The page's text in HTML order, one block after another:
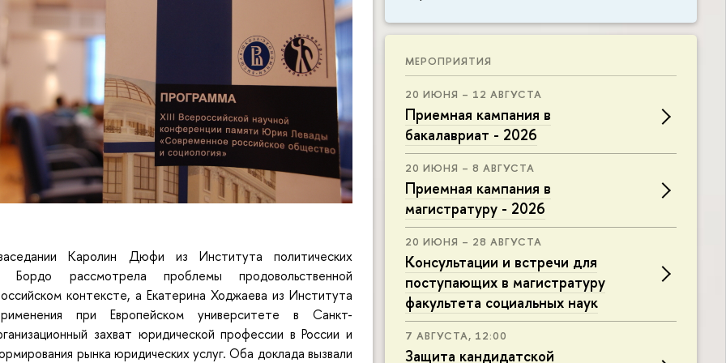
МЕРОПРИЯТИЯ
20 ИЮНЯ – 12 АВГУСТА
Приемная кампания в
бакалавриат - 2026
20 ИЮНЯ – 8 АВГУСТА
Приемная кампания в
магистратуру - 2026
20 ИЮНЯ – 28 АВГУСТА
Консультации и встречи для
поступающих в магистратуру
факультета социальных наук
7 АВГУСТА, 12:00
Защита кандидатской
Каролин Дюфи из Института политических
Бордо рассмотрела проблемы продовольственной
контексте, а Екатерина Ходжаева из Института
при Европейском университете в Санкт-
захват юридической профессии в России и
рынка юридических услуг. Оба доклада вызвали